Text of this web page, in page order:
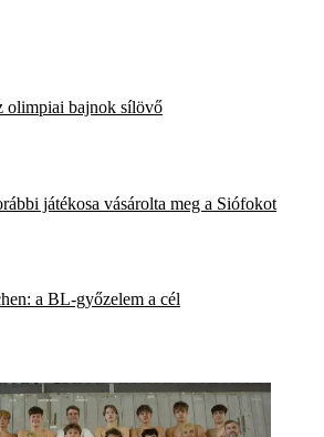
olimpiai bajnok sílövő
játékosa vásárolta meg a Siófokot
a BL-győzelem a cél